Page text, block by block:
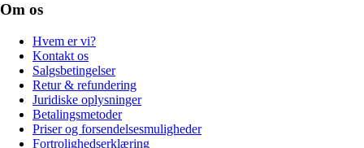
Om os
Hvem er vi?
Kontakt os
Salgsbetingelser
Retur & refundering
Juridiske oplysninger
Betalingsmetoder
Priser og forsendelsesmuligheder
Fortrolighedserklæring